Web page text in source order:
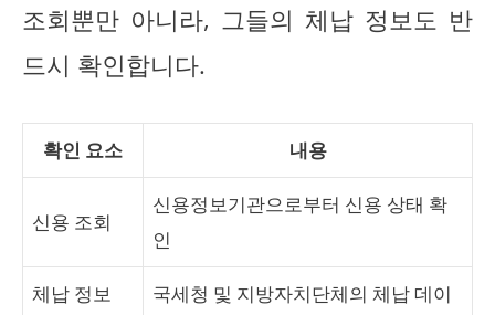
조회뿐만 아니라, 그들의 체납 정보도 반
드시 확인합니다.
확인 요소 내용
신용 조회
신용정보기관으로부터 신용 상태 확
인
체납 정보
국세청 및 지방자치단체의 체납 데이